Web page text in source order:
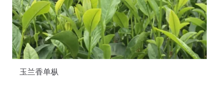
玉兰香单枞